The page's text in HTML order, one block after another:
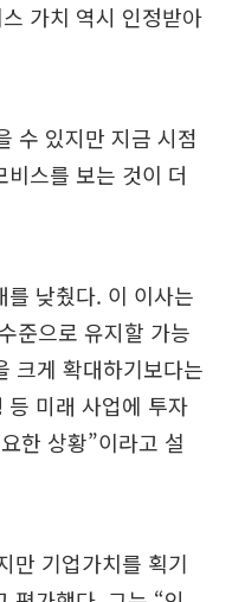
가치 역시 인정받아
수 있지만 지금 시점
스를 보는 것이 더
를 낮췄다. 이 이사는
준으로 유지할 가능
크게 확대하기보다는
등 미래 사업에 투자
한 상황”이라고 설
만 기업가치를 획기